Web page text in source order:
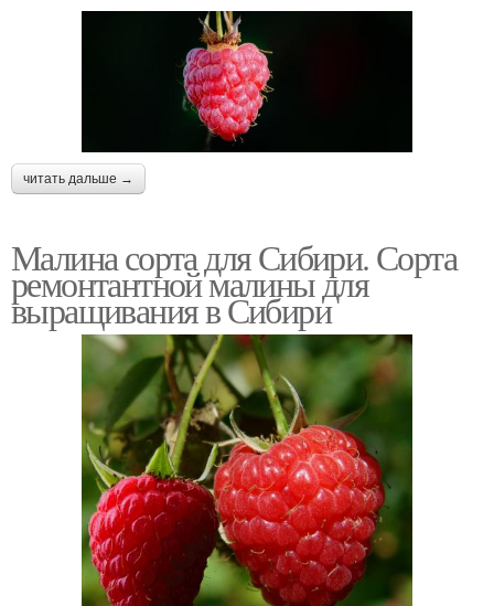
читать дальше →
Малина сорта для Сибири. Сорта
ремонтантной малины для
выращивания в Сибири